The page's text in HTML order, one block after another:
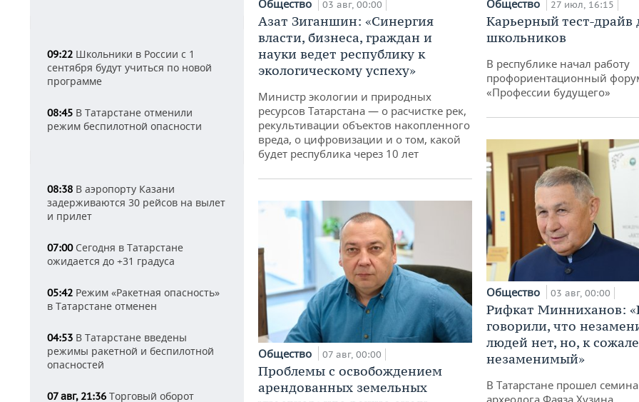
09:22 Школьники в России с 1
сентября будут учиться по новой
программе
08:45 В Татарстане отменили
режим беспилотной опасности
08:38 В аэропорту Казани
задерживаются 30 рейсов на вылет
и прилет
07:00Сегодня в Татарстане
ожидается до +31 градуса
05:42 Режим «Ракетная опасность»
в Татарстане отменен
04:53 В Татарстане введены
режимы ракетной и беспилотной
опасностей
07 авг, 21:36 Торговый оборот
Общество 03 авг, 00:00
Азат Зиганшин: «Синергия
власти, бизнеса, граждан и
науки ведет республику к
экологическому успеху»
Министр экологии и природных
ресурсов Татарстана — о расчистке рек,
рекультивации объектов накопленного
вреда, о цифровизации и о том, какой
будет республика через 10 лет
Общество 07 авг, 00:00
Проблемы с освобождением
арендованных земельных
Общество 27 июл, 16:15
Карьерный тест-драйв
школьников
В республике начал работу
профориентационный
«Профессии будущего»
Общество 03 авг, 00:00
Рифкат Минниханов:
говорили, что
людей нет, но, к
незаменимый»
В Татарстане прошел